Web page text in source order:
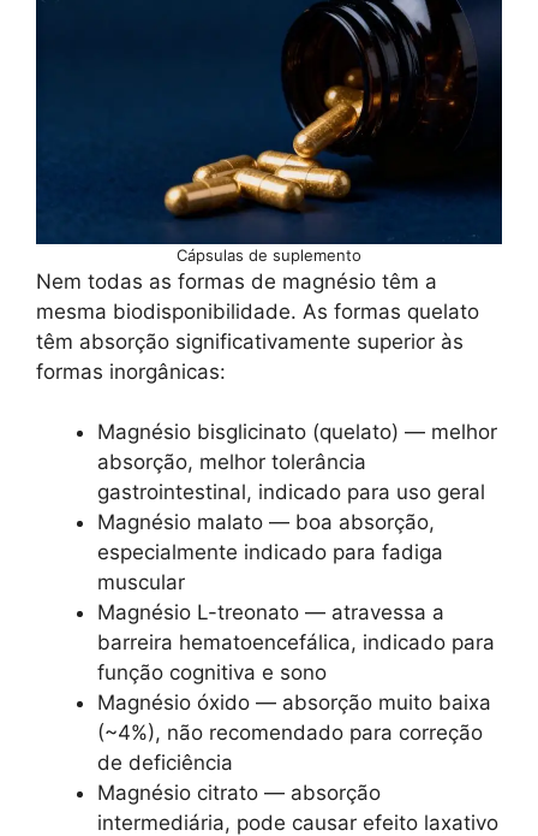
Cápsulas de suplemento
Nem todas as formas de magnésio têm a
mesma biodisponibilidade. As formas quelato
têm absorção significativamente superior às
formas inorgânicas:
Magnésio bisglicinato (quelato) — melhor
absorção, melhor tolerância
gastrointestinal, indicado para uso geral
Magnésio malato — boa absorção,
especialmente indicado para fadiga
muscular
Magnésio L-treonato — atravessa a
barreira hematoencefálica, indicado para
função cognitiva e sono
Magnésio óxido — absorção muito baixa
(~4%), não recomendado para correção
de deficiência
Magnésio citrato — absorção
intermediária, pode causar efeito laxativo